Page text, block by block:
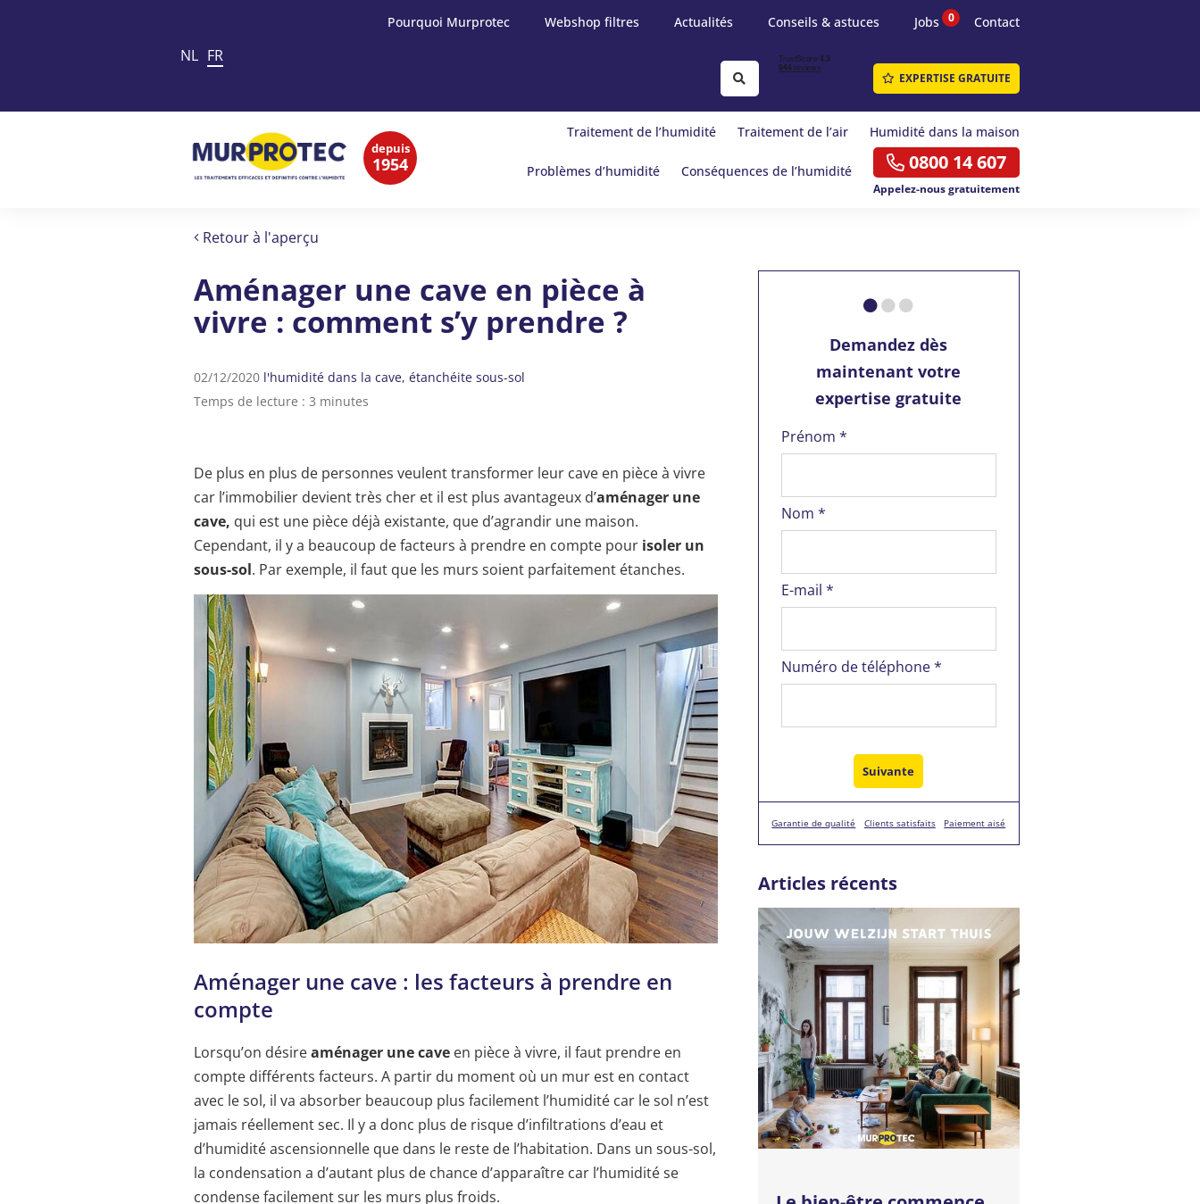
NL FR
Pourquoi Murprotec Webshop filtres Actualités Conseils & astuces Jobs 0 Contact
EXPERTISE GRATUITE
depuis
1954
Traitement de l’humidité Traitement de l’air Humidité dans la maison
Problèmes d’humidité Conséquences de l’humidité 0800 14 607
Appelez-nous gratuitement
Retour à l'aperçu
Aménager une cave en pièce à
vivre : comment s’y prendre ?
02/12/2020 l'humidité dans la cave étanchéite sous-sol
Temps de lecture : 3 minutes
De plus en plus de personnes veulent transformer leur cave en pièce à vivre
car l’immobilier devient très cher et il est plus avantageux d’aménager une
cave, qui est une pièce déjà existante, que d’agrandir une maison.
Cependant, il y a beaucoup de facteurs à prendre en compte pour isoler un
sous-sol. Par exemple, il faut que les murs soient parfaitement étanches.
Aménager une cave : les facteurs à prendre en
compte
Lorsqu’on désireaménager une cave en pièce à vivre, il faut prendre en
compte différents facteurs. A partir du moment où un mur est en contact
avec le sol, il va absorber beaucoup plus facilement l’humidité car le sol n’est
jamais réellement sec. Il y a donc plus de risque d’infiltrations d’eau et
d’humidité ascensionnelle que dans le reste de l’habitation. Dans un sous-sol,
la condensation a d’autant plus de chance d’apparaître car l’humidité se
condense facilement sur les murs plus froids.
Demandez dès
maintenant votre
expertise gratuite
Prénom *
Nom *
E-mail *
Numéro de téléphone *
Garantie de qualité Clients satisfaits Paiement aisé
Articles récents